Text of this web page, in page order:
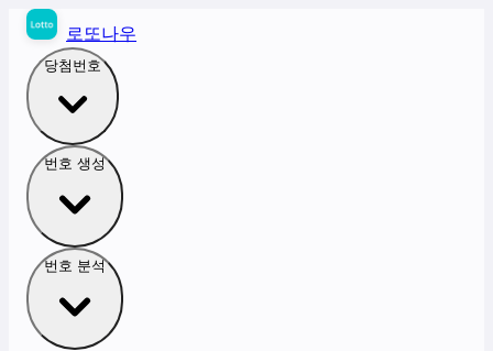
로또나우
당첨번호
번호 생성
번호 분석